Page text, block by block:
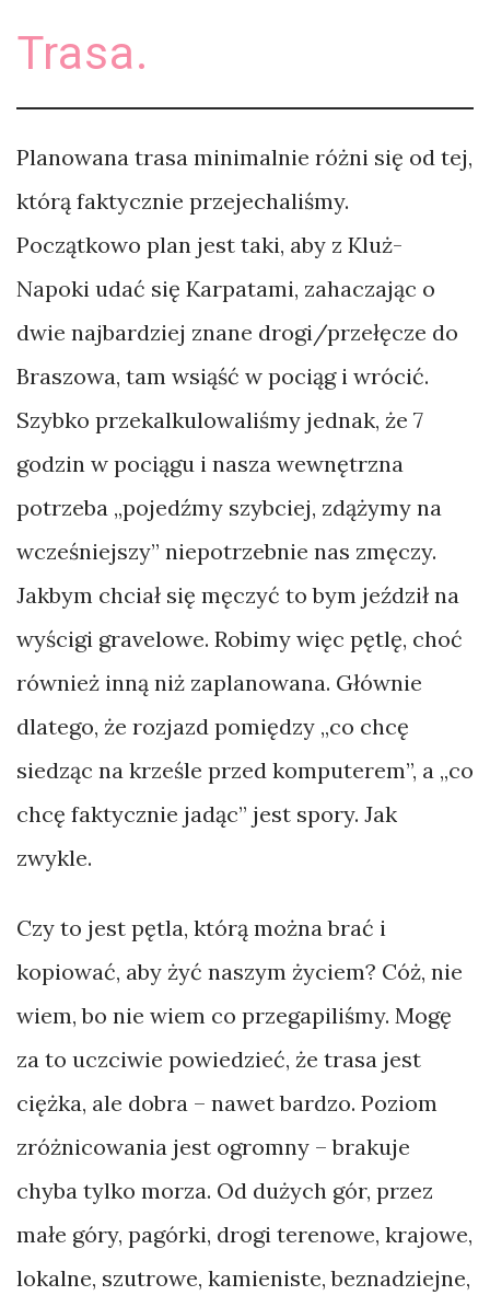
Trasa.
Planowana trasa minimalnie różni się od tej,
którą faktycznie przejechaliśmy.
Początkowo plan jest taki, aby z Kluż-
Napoki udać się Karpatami, zahaczając o
dwie najbardziej znane drogi/przełęcze do
Braszowa, tam wsiąść w pociąg i wrócić.
Szybko przekalkulowaliśmy jednak, że 7
godzin w pociągu i nasza wewnętrzna
potrzeba „pojedźmy szybciej, zdążymy na
wcześniejszy” niepotrzebnie nas zmęczy.
Jakbym chciał się męczyć to bym jeździł na
wyścigi gravelowe. Robimy więc pętlę, choć
również inną niż zaplanowana. Głównie
dlatego, że rozjazd pomiędzy „co chcę
siedząc na krześle przed komputerem”, a „co
chcę faktycznie jadąc” jest spory. Jak
zwykle.
Czy to jest pętla, którą można brać i
kopiować, aby żyć naszym życiem? Cóż, nie
wiem, bo nie wiem co przegapiliśmy. Mogę
za to uczciwie powiedzieć, że trasa jest
ciężka, ale dobra – nawet bardzo. Poziom
zróżnicowania jest ogromny – brakuje
chyba tylko morza. Od dużych gór, przez
małe góry, pagórki, drogi terenowe, krajowe,
lokalne, szutrowe, kamieniste, beznadziejne,